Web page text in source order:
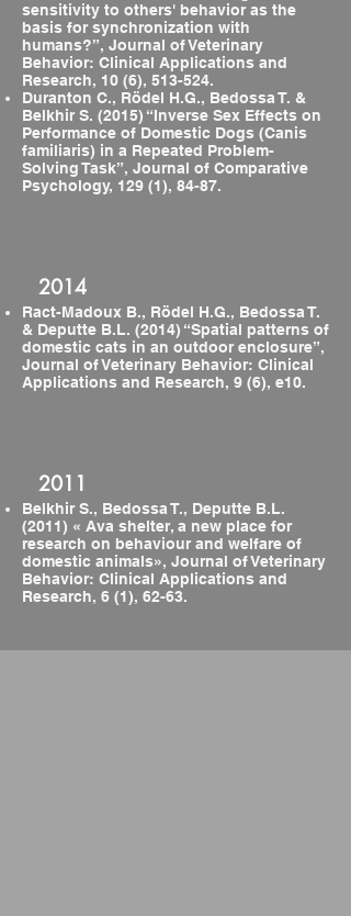
sensitivity to others' behavior as the
basis for synchronization with
humans?”, Journal of Veterinary
Behavior: Clinical Applications and
Research, 10 (6), 513-524.
Duranton C., Rödel H.G., Bedossa T. &
Belkhir S. (2015) “Inverse Sex Effects on
Performance of Domestic Dogs (Canis
familiaris) in a Repeated Problem-
Solving Task”, Journal of Comparative
Psychology, 129 (1), 84-87.
2014
Ract-Madoux B., Rödel H.G., Bedossa T.
& Deputte B.L. (2014) “Spatial patterns of
domestic cats in an outdoor enclosure”,
Journal of Veterinary Behavior: Clinical
Applications and Research, 9 (6), e10.
2011
Belkhir S., Bedossa T., Deputte B.L.
(2011) « Ava shelter, a new place for
research on behaviour and welfare of
domestic animals», Journal of Veterinary
Behavior: Clinical Applications and
Research, 6 (1), 62-63.